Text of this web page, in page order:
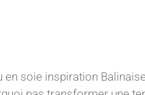
en soie inspiration